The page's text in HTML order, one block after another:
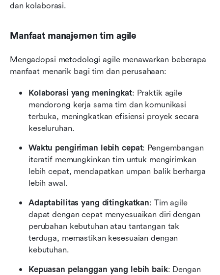
dan kolaborasi.
Manfaat manajemen tim agile
Mengadopsi metodologi agile menawarkan beberapa
manfaat menarik bagi tim dan perusahaan:
Kolaborasi yang meningkat: Praktik agile
mendorong kerja sama tim dan komunikasi
terbuka, meningkatkan efisiensi proyek secara
keseluruhan.
Waktu pengiriman lebih cepat: Pengembangan
iteratif memungkinkan tim untuk mengirimkan
lebih cepat, mendapatkan umpan balik berharga
lebih awal.
Adaptabilitas yang ditingkatkan: Tim agile
dapat dengan cepat menyesuaikan diri dengan
perubahan kebutuhan atau tantangan tak
terduga, memastikan kesesuaian dengan
kebutuhan.
Kepuasan pelanggan yang lebih baik: Dengan